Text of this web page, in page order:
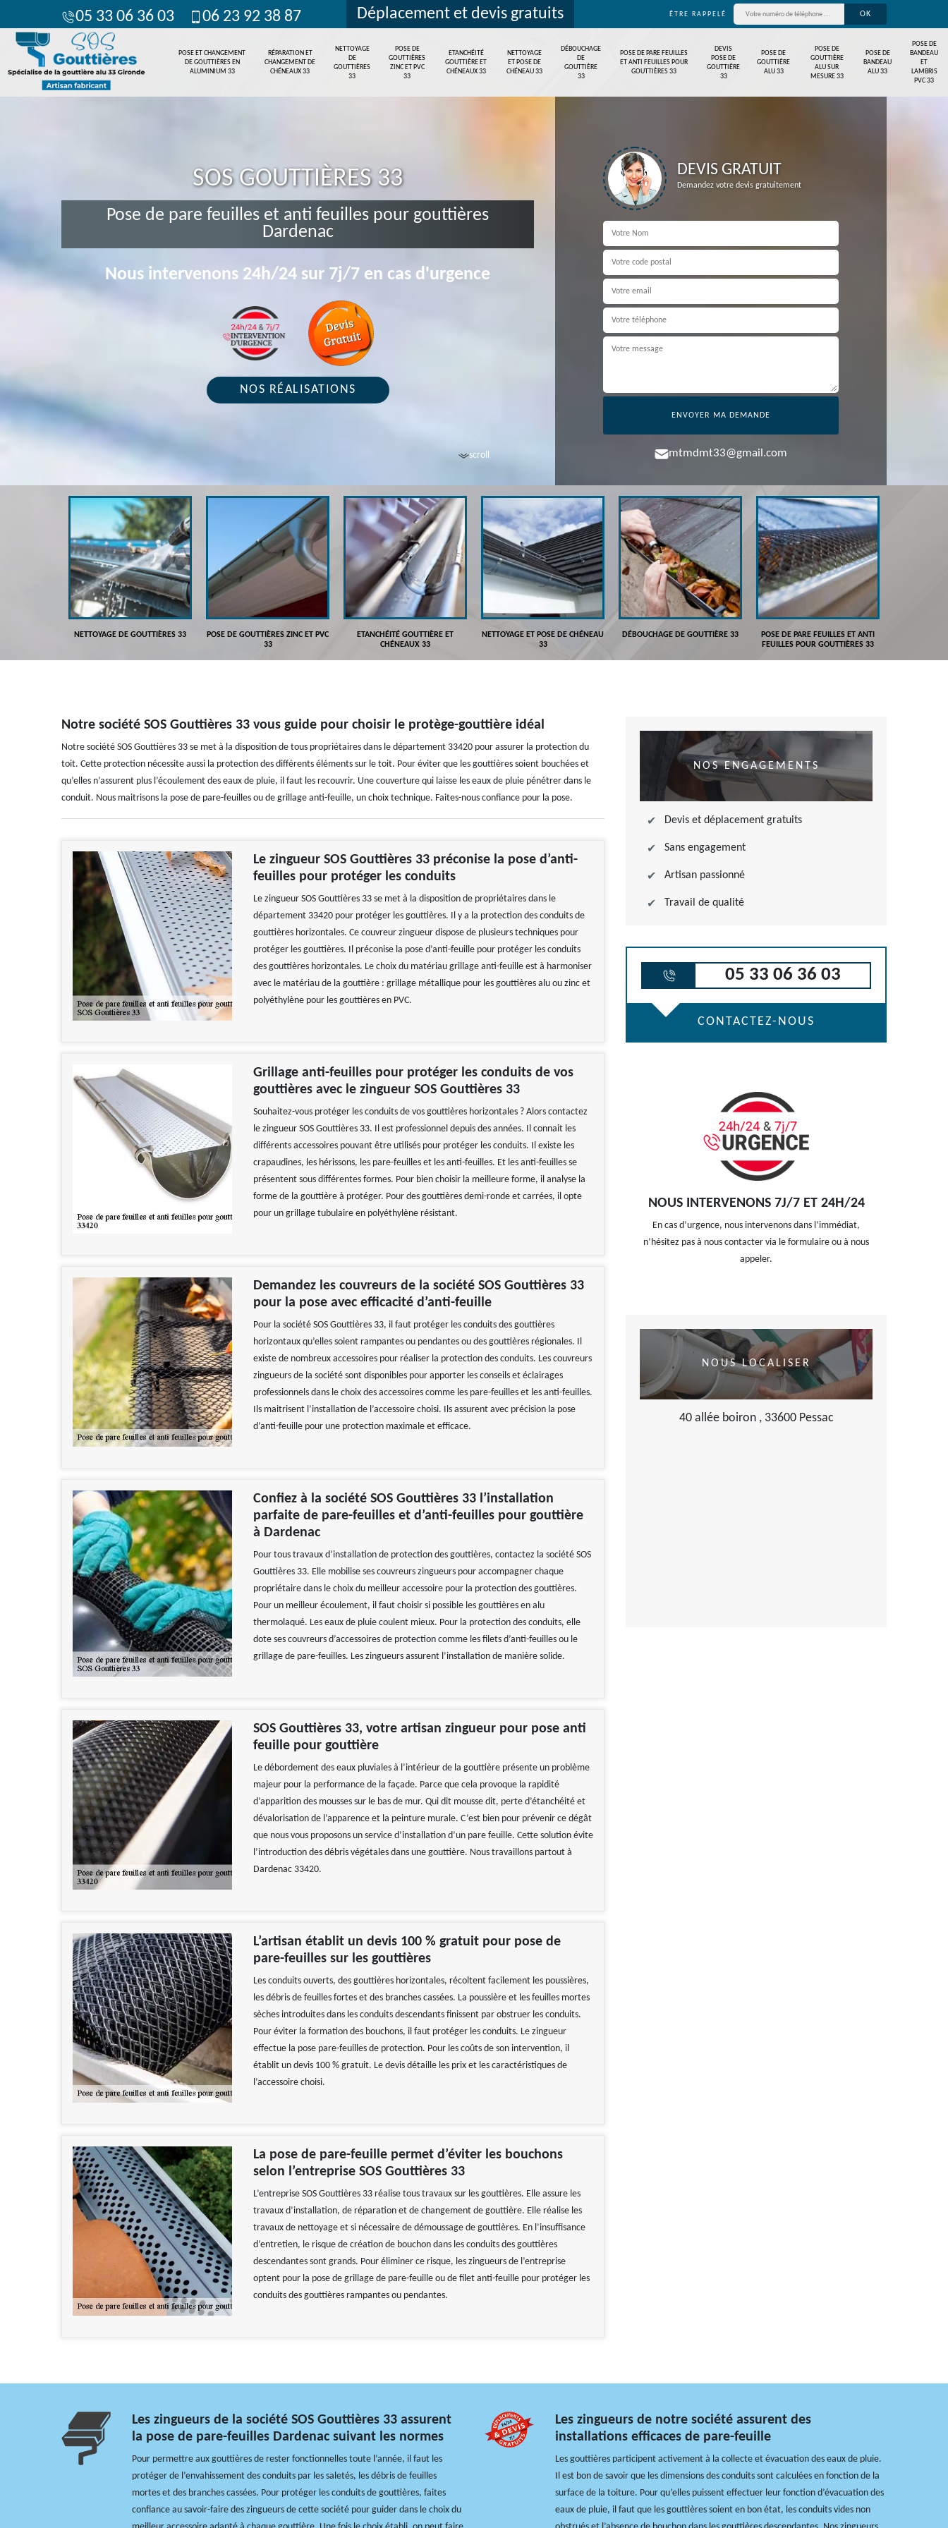
05 33 06 36 03 06 23 92 38 87 Déplacement et devis gratuits ÊTRE RAPPELÉ
POSE ET CHANGEMENT
DE GOUTTIÈRES EN
ALUMINIUM 33
RÉPARATION ET
CHANGEMENT DE
CHÉNEAUX 33
NETTOYAGE
DE
GOUTTIÈRES
33
POSE DE
GOUTTIÈRES
ZINC ET PVC
33
ETANCHÉITÉ
GOUTTIÈRE ET
CHÉNEAUX 33
NETTOYAGE
ET POSE DE
CHÉNEAU 33
DÉBOUCHAGE
DE
GOUTTIÈRE
33
POSE DE PARE FEUILLES
ET ANTI FEUILLES POUR
GOUTTIÈRES 33
DEVIS
POSE DE
GOUTTIÈRE
33
POSE DE
GOUTTIÈRE
ALU 33
POSE DE
GOUTTIÈRE
ALU SUR
MESURE 33
POSE DE
BANDEAU
ALU 33
POSE DE
BANDEAU
ET
LAMBRIS
PVC 33
scroll
SOS GOUTTIÈRES 33
Pose de pare feuilles et anti feuilles pour gouttières
Dardenac
Nous intervenons 24h/24 sur 7j/7 en cas d'urgence
NOS RÉALISATIONS
DEVIS GRATUIT
Demandez votre devis gratuitement
mtmdmt33@gmail.com
NETTOYAGE DE GOUTTIÈRES 33
POSE DE GOUTTIÈRES ZINC ET PVC
33
ETANCHÉITÉ GOUTTIÈRE ET
CHÉNEAUX 33
NETTOYAGE ET POSE DE CHÉNEAU
33
DÉBOUCHAGE DE GOUTTIÈRE 33
POSE DE PARE FEUILLES ET ANTI
FEUILLES POUR GOUTTIÈRES 33
Notre société SOS Gouttières 33 vous guide pour choisir le protège-gouttière idéal
Notre société SOS Gouttières 33 se met à la disposition de tous propriétaires dans le département 33420 pour assurer la protection du
toit. Cette protection nécessite aussi la protection des différents éléments sur le toit. Pour éviter que les gouttières soient bouchées et
qu’elles n’assurent plus l’écoulement des eaux de pluie, il faut les recouvrir. Une couverture qui laisse les eaux de pluie pénétrer dans le
conduit. Nous maitrisons la pose de pare-feuilles ou de grillage anti-feuille, un choix technique. Faites-nous confiance pour la pose.
Le zingueur SOS Gouttières 33 préconise la pose d’anti-
feuilles pour protéger les conduits
Le zingueur SOS Gouttières 33 se met à la disposition de propriétaires dans le
département 33420 pour protéger les gouttières. Il y a la protection des conduits de
gouttières horizontales. Ce couvreur zingueur dispose de plusieurs techniques pour
protéger les gouttières. Il préconise la pose d’anti-feuille pour protéger les conduits
des gouttières horizontales. Le choix du matériau grillage anti-feuille est à harmoniser
avec le matériau de la gouttière : grillage métallique pour les gouttières alu ou zinc et
polyéthylène pour les gouttières en PVC.
Grillage anti-feuilles pour protéger les conduits de vos
gouttières avec le zingueur SOS Gouttières 33
Souhaitez-vous protéger les conduits de vos gouttières horizontales ? Alors contactez
le zingueur SOS Gouttières 33. Il est professionnel depuis des années. Il connait les
différents accessoires pouvant être utilisés pour protéger les conduits. Il existe les
crapaudines, les hérissons, les pare-feuilles et les anti-feuilles. Et les anti-feuilles se
présentent sous différentes formes. Pour bien choisir la meilleure forme, il analyse la
forme de la gouttière à protéger. Pour des gouttières demi-ronde et carrées, il opte
pour un grillage tubulaire en polyéthylène résistant.
Demandez les couvreurs de la société SOS Gouttières 33
pour la pose avec efficacité d’anti-feuille
Pour la société SOS Gouttières 33, il faut protéger les conduits des gouttières
horizontaux qu’elles soient rampantes ou pendantes ou des gouttières régionales. Il
existe de nombreux accessoires pour réaliser la protection des conduits. Les couvreurs
zingueurs de la société sont disponibles pour apporter les conseils et éclairages
professionnels dans le choix des accessoires comme les pare-feuilles et les anti-feuilles.
Ils maitrisent l’installation de l’accessoire choisi. Ils assurent avec précision la pose
d’anti-feuille pour une protection maximale et efficace.
Confiez à la société SOS Gouttières 33 l’installation
parfaite de pare-feuilles et d’anti-feuilles pour gouttière
à Dardenac
Pour tous travaux d’installation de protection des gouttières, contactez la société SOS
Gouttières 33. Elle mobilise ses couvreurs zingueurs pour accompagner chaque
propriétaire dans le choix du meilleur accessoire pour la protection des gouttières.
Pour un meilleur écoulement, il faut choisir si possible les gouttières en alu
thermolaqué. Les eaux de pluie coulent mieux. Pour la protection des conduits, elle
dote ses couvreurs d’accessoires de protection comme les filets d’anti-feuilles ou le
grillage de pare-feuilles. Les zingueurs assurent l’installation de manière solide.
SOS Gouttières 33, votre artisan zingueur pour pose anti
feuille pour gouttière
Le débordement des eaux pluviales à l’intérieur de la gouttière présente un problème
majeur pour la performance de la façade. Parce que cela provoque la rapidité
d’apparition des mousses sur le bas de mur. Qui dit mousse dit, perte d’étanchéité et
dévalorisation de l’apparence et la peinture murale. C’est bien pour prévenir ce dégât
que nous vous proposons un service d’installation d’un pare feuille. Cette solution évite
l’introduction des débris végétales dans une gouttière. Nous travaillons partout à
Dardenac 33420.
L’artisan établit un devis 100 % gratuit pour pose de
pare-feuilles sur les gouttières
Les conduits ouverts, des gouttières horizontales, récoltent facilement les poussières,
les débris de feuilles fortes et des branches cassées. La poussière et les feuilles mortes
sèches introduites dans les conduits descendants finissent par obstruer les conduits.
Pour éviter la formation des bouchons, il faut protéger les conduits. Le zingueur
effectue la pose pare-feuilles de protection. Pour les coûts de son intervention, il
établit un devis 100 % gratuit. Le devis détaille les prix et les caractéristiques de
l’accessoire choisi.
La pose de pare-feuille permet d’éviter les bouchons
selon l’entreprise SOS Gouttières 33
L’entreprise SOS Gouttières 33 réalise tous travaux sur les gouttières. Elle assure les
travaux d’installation, de réparation et de changement de gouttière. Elle réalise les
travaux de nettoyage et si nécessaire de démoussage de gouttières. En l’insuffisance
d’entretien, le risque de création de bouchon dans les conduits des gouttières
descendantes sont grands. Pour éliminer ce risque, les zingueurs de l’entreprise
optent pour la pose de grillage de pare-feuille ou de filet anti-feuille pour protéger les
conduits des gouttières rampantes ou pendantes.
NOS ENGAGEMENTS
Devis et déplacement gratuits
Sans engagement
Artisan passionné
Travail de qualité
05 33 06 36 03
CONTACTEZ-NOUS
NOUS INTERVENONS 7J/7 ET 24H/24
En cas d’urgence, nous intervenons dans l’immédiat,
n’hésitez pas à nous contacter via le formulaire ou à nous
appeler.
NOUS LOCALISER
40 allée boiron , 33600 Pessac
Les zingueurs de la société SOS Gouttières 33 assurent
la pose de pare-feuilles Dardenac suivant les normes
Pour permettre aux gouttières de rester fonctionnelles toute l’année, il faut les
protéger de l’envahissement des conduits par les saletés, les débris de feuilles
mortes et des branches cassées. Pour protéger les conduits de gouttières, faites
confiance au savoir-faire des zingueurs de cette société pour guider dans le choix du
Les zingueurs de notre société assurent des
installations efficaces de pare-feuille
Les gouttières participent activement à la collecte et évacuation des eaux de pluie.
Il est bon de savoir que les dimensions des conduits sont calculées en fonction de la
surface de la toiture. Pour qu’elles puissent effectuer leur fonction d’évacuation des
eaux de pluie, il faut que les gouttières soient en bon état, les conduits vides non